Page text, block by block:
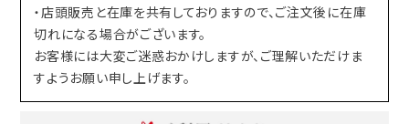
・店頭販売と在庫を共有しておりますので、ご注文後に在庫
切れになる場合がございます。
お客様には大変ご迷惑おかけしますが、ご理解いただけま
すようお願い申し上げます。